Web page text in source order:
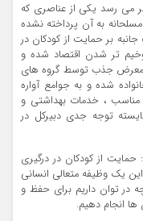
می رسد یکی از عناصری که
به آن پرداخته نشده
بر حمایت از کودکان در
تر شدن اقتصاد شده و
معرض جذب توسط گروه های
شده و به جوامع آواره
مناسب ، خدمات بهداشتی و
توجه جدی دبیرکل در
حمایت از کودکان در درگیری
یک وظیفه متعالی انسانی
در توان داریم برای حفظ و
ها انجام دهیم.